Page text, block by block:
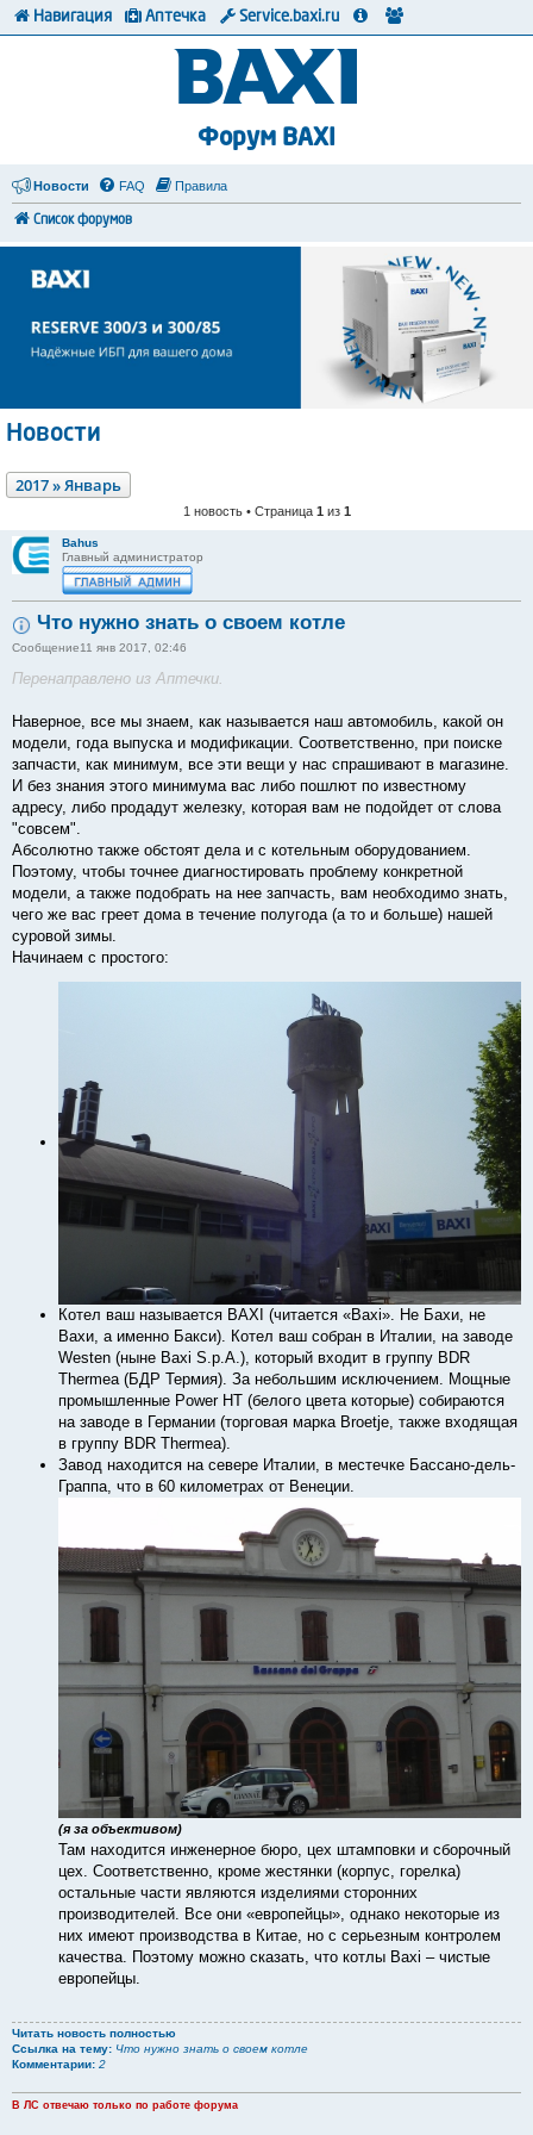
Форум BAXI
Новости FAQ Правила
Список форумов
Новости
2017 » Январь
1 новость • Страница 1 из 1
Bahus
Главный администратор
Что нужно знать о своем котле
Сообщение11 янв 2017, 02:46
Перенаправлено из Аптечки.
Наверное, все мы знаем, как называется наш автомобиль, какой он
модели, года выпуска и модификации. Соответственно, при поиске
запчасти, как минимум, все эти вещи у нас спрашивают в магазине.
И без знания этого минимума вас либо пошлют по известному
адресу, либо продадут железку, которая вам не подойдет от слова
"совсем".
Абсолютно также обстоят дела и с котельным оборудованием.
Поэтому, чтобы точнее диагностировать проблему конкретной
модели, а также подобрать на нее запчасть, вам необходимо знать,
чего же вас греет дома в течение полугода (а то и больше) нашей
суровой зимы.
Начинаем с простого:
Котел ваш называется BAXI (читается «Baxi». Не Бахи, не
Вахи, а именно Бакcи). Котел ваш собран в Италии, на заводе
Westen (ныне Baxi S.p.A.), который входит в группу BDR
Thermea (БДР Термия). За небольшим исключением. Мощные
промышленные Power HT (белого цвета которые) собираются
на заводе в Германии (торговая марка Broetje, также входящая
в группу BDR Thermea).
Завод находится на севере Италии, в местечке Бассано-дель-
Граппа, что в 60 километрах от Венеции.
(я за объективом)
Там находится инженерное бюро, цех штамповки и сборочный
цех. Соответственно, кроме жестянки (корпус, горелка)
остальные части являются изделиями сторонних
производителей. Все они «европейцы», однако некоторые из
них имеют производства в Китае, но с серьезным контролем
качества. Поэтому можно сказать, что котлы Baxi – чистые
европейцы.
Читать новость полностью
Ссылка на тему: Что нужно знать о своем котле
Комментарии: 2
В ЛС отвечаю только по работе форума
Навигация Аптечка Service.baxi.ru